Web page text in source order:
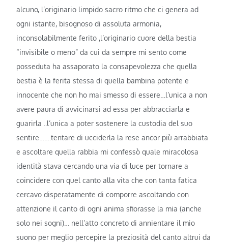
alcuno, l’originario limpido sacro ritmo che ci genera ad
ogni istante, bisognoso di assoluta armonia,
inconsolabilmente ferito ,l’originario cuore della bestia
“invisibile o meno” da cui da sempre mi sento come
posseduta ha assaporato la consapevolezza che quella
bestia è la ferita stessa di quella bambina potente e
innocente che non ho mai smesso di essere…l’unica a non
avere paura di avvicinarsi ad essa per abbracciarla e
guarirla ..l’unica a poter sostenere la custodia del suo
sentire…….tentare di ucciderla la rese ancor più arrabbiata
e ascoltare quella rabbia mi confessò quale miracolosa
identità stava cercando una via di luce per tornare a
coincidere con quel canto alla vita che con tanta fatica
cercavo disperatamente di comporre ascoltando con
attenzione il canto di ogni anima sfiorasse la mia (anche
solo nei sogni)… nell’atto concreto di annientare il mio
suono per meglio percepire la preziosità del canto altrui da